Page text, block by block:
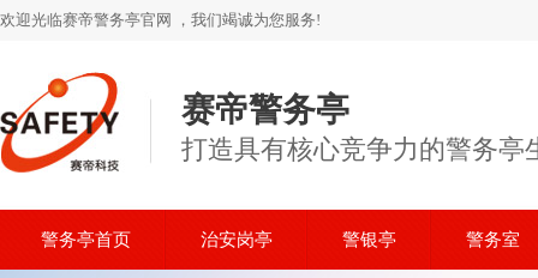
欢迎光临赛帝警务亭官网 ，我们竭诚为您服务!
赛帝警务亭
打造具有核心竞争力的警务亭
警务亭首页 治安岗亭 警银亭 警务室